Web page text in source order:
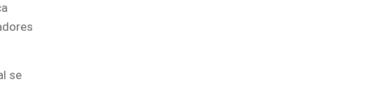
se